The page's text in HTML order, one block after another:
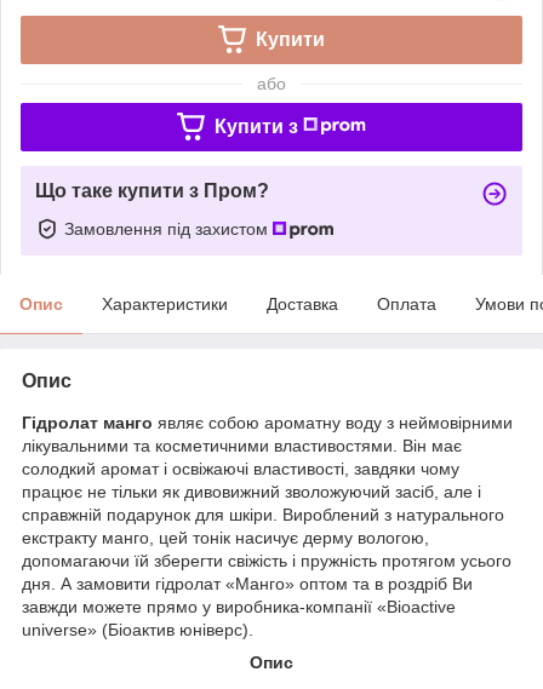
Купити
або
Купити з
Що таке купити з Пром?
Замовлення під захистом
Опис Характеристики Доставка Оплата Умови
Опис
Гідролат манго являє собою ароматну воду з неймовірними
лікувальними та косметичними властивостями. Він має
солодкий аромат і освіжаючі властивості, завдяки чому
працює не тільки як дивовижний зволожуючий засіб, але і
справжній подарунок для шкіри. Вироблений з натурального
екстракту манго, цей тонік насичує дерму вологою,
допомагаючи їй зберегти свіжість і пружність протягом усього
дня. А замовити гідролат «Манго» оптом та в роздріб Ви
завжди можете прямо у виробника-компанії «Bioactive
universe» (Біоактив юніверс).
Опис